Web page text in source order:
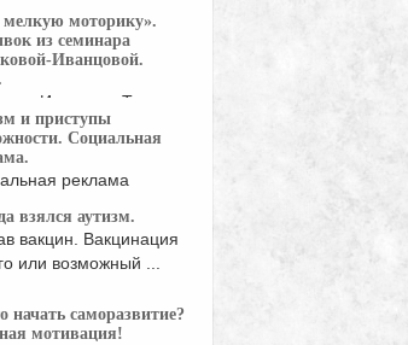
...моторику».
из семинара
Иванцовой.
Иванцова Тамара
— автор
...
и приступы
Социальная
реклама
(The National ...
взялся аутизм.
вакцин. Вакцинация
или возможный ...
начать саморазвитие?
мотивация!